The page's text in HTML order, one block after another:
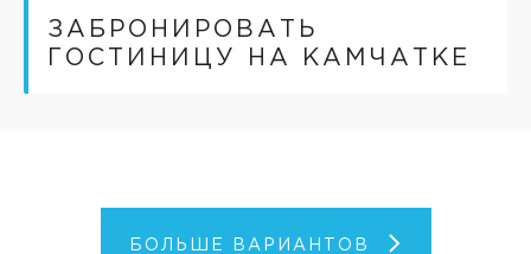
ЗАБРОНИРОВАТЬ
ГОСТИНИЦУ НА КАМЧАТКЕ
БОЛЬШЕ ВАРИАНТОВ